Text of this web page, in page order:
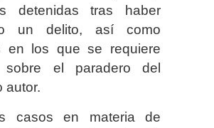
detenidas tras haber
un delito, así como
en los que se requiere
sobre el paradero del
autor.
casos en materia de